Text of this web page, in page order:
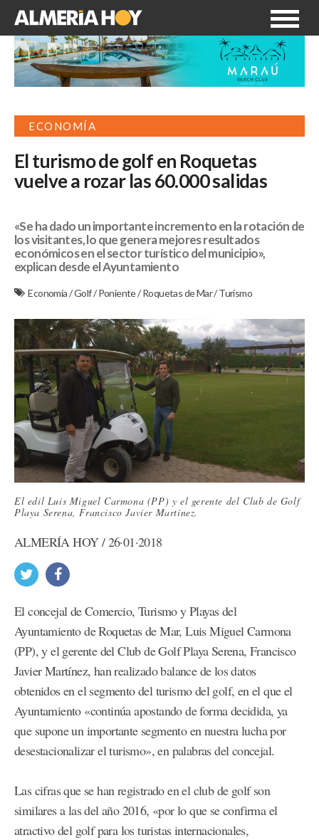
ECONOMÍA
El turismo de golf en Roquetas
vuelve a rozar las 60.000 salidas
«Se ha dado un importante incremento en la rotación de
los visitantes, lo que genera mejores resultados
económicos en el sector turístico del municipio»,
explican desde el Ayuntamiento
Economía/Golf/Poniente/Roquetas de Mar/Turismo
El edil Luis Miguel Carmona (PP) y el gerente del Club de Golf
Playa Serena, Francisco Javier Martínez.
ALMERÍA HOY / 26·01·2018
El concejal de Comercio, Turismo y Playas del
Ayuntamiento de Roquetas de Mar, Luis Miguel Carmona
(PP), y el gerente del Club de Golf Playa Serena, Francisco
Javier Martínez, han realizado balance de los datos
obtenidos en el segmento del turismo del golf, en el que el
Ayuntamiento «continúa apostando de forma decidida, ya
que supone un importante segmento en nuestra lucha por
desestacionalizar el turismo», en palabras del concejal.
Las cifras que se han registrado en el club de golf son
similares a las del año 2016, «por lo que se confirma el
atractivo del golf para los turistas internacionales,